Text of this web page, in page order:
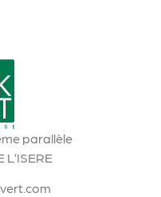
parallèle
L’ISERE